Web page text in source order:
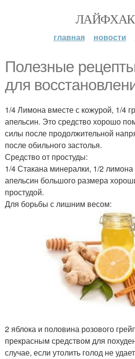
главная новости
Полезные
для
1/4 Лимона вместе с кожурой, 1/4
апельсин. Это средство хорошо
силы после продолжительной
после обильного застолья.
Средство от простуды:
1/4 Стакана минералки, 1/2 лимона
апельсин большого размера
простудой.
Для борьбы с лишним весом:
2 яблока и половина розового
прекрасным средством для
случае, если утолить голод не